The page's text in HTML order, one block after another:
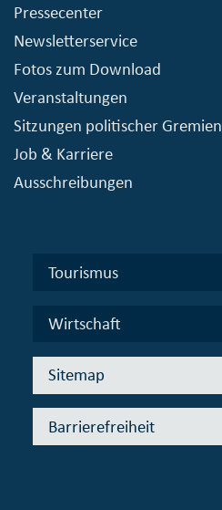
Pressecenter
Newsletterservice
Fotos zum Download
Veranstaltungen
Sitzungen politischer Gremien
Job & Karriere
Ausschreibungen
Tourismus
Wirtschaft
Sitemap
Barrierefreiheit